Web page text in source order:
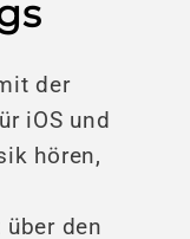
der
iOS und
hören,
den